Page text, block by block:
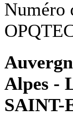
Numéro
Alpes -
SAINT-